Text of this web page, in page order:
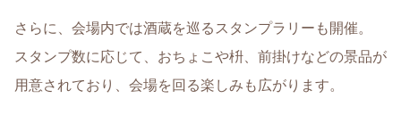
さらに、会場内では酒蔵を巡るスタンプラリーも開催。
スタンプ数に応じて、おちょこや枡、前掛けなどの景品が
用意されており、会場を回る楽しみも広がります。